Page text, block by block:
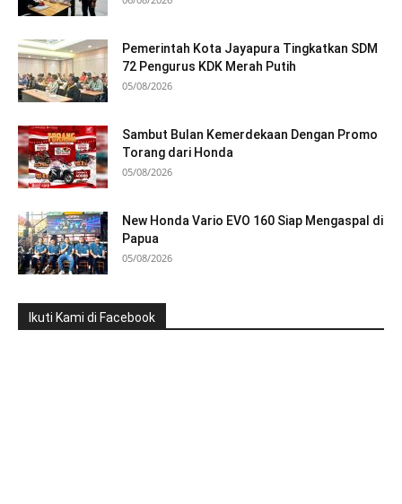
Pemerintah Kota Jayapura Tingkatkan SDM
72 Pengurus KDK Merah Putih
05/08/2026
Sambut Bulan Kemerdekaan Dengan Promo
Torang dari Honda
05/08/2026
New Honda Vario EVO 160 Siap Mengaspal di
Papua
05/08/2026
Ikuti Kami di Facebook